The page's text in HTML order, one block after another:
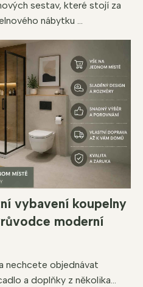
sestav, které stojí za
nábytku ...
vybavení koupelny
moderní
nechcete objednávat
a doplňky z několika...